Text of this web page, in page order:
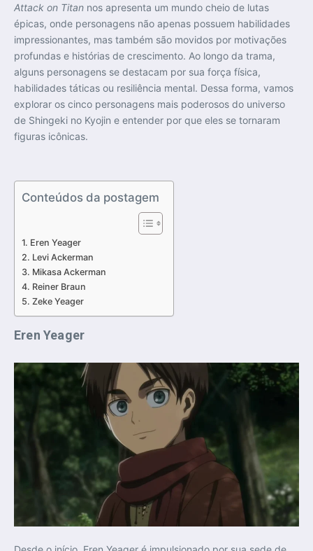
Attack on Titan nos apresenta um mundo cheio de lutas
épicas, onde personagens não apenas possuem habilidades
impressionantes, mas também são movidos por motivações
profundas e histórias de crescimento. Ao longo da trama,
alguns personagens se destacam por sua força física,
habilidades táticas ou resiliência mental. Dessa forma, vamos
explorar os cinco personagens mais poderosos do universo
de Shingeki no Kyojin e entender por que eles se tornaram
figuras icônicas.
Conteúdos da postagem
Eren Yeager
Levi Ackerman
Mikasa Ackerman
Reiner Braun
Zeke Yeager
Eren Yeager